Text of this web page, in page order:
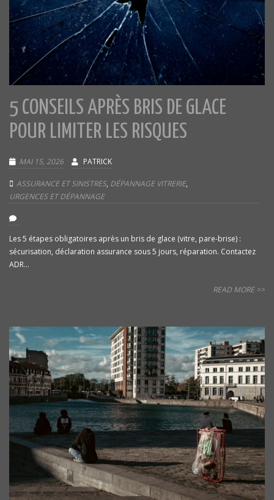
5 CONSEILS APRÈS BRIS DE GLACE
POUR LIMITER LES RISQUES
MAI 15, 2026 PATRICK
ASSURANCE ET SINISTRES, DÉPANNAGE VITRERIE,
URGENCES ET DÉPANNAGE
Les 5 étapes obligatoires après un bris de glace (vitre, pare-brise) :
sécurisation, déclaration assurance sous 5 jours, réparation. Contactez
ADR...
READ MORE >>